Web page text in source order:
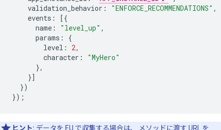
validation_behavior : "ENFORCE_RECOMMENDATIONS" ,
events :
[{
name : "level_up" ,
params :
{
level : 2,
character :
"MyHero"
},
}]
})
});
ヒント: データを EU で収集する場合は、 メソッドに渡す URL を